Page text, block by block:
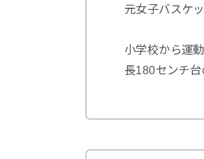
元女子バスケ
小学校から運
長180センチ台